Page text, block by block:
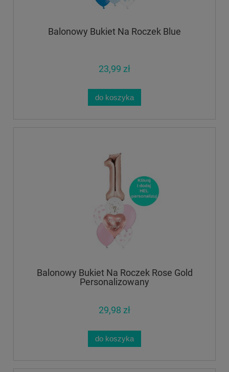
Balonowy Bukiet Na Roczek Blue
23,99 zł
do koszyka
Balonowy Bukiet Na Roczek Rose Gold
Personalizowany
29,98 zł
do koszyka